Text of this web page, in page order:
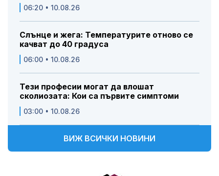
06:20 • 10.08.26
Слънце и жега: Температурите отново се
качват до 40 градуса
06:00 • 10.08.26
Тези професии могат да влошат
сколиозата: Кои са първите симптоми
03:00 • 10.08.26
ВИЖ ВСИЧКИ НОВИНИ